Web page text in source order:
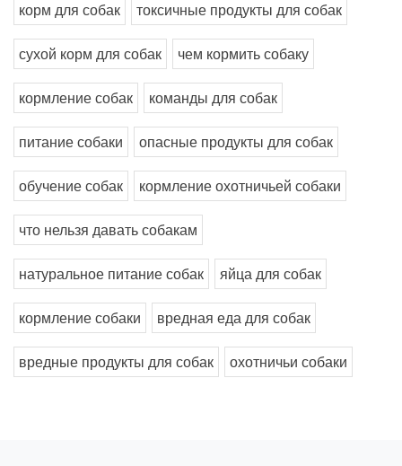
корм для собак токсичные продукты для собак
сухой корм для собак чем кормить собаку
кормление собак команды для собак
питание собаки опасные продукты для собак
обучение собак кормление охотничьей собаки
что нельзя давать собакам
натуральное питание собак яйца для собак
кормление собаки вредная еда для собак
вредные продукты для собак охотничьи собаки